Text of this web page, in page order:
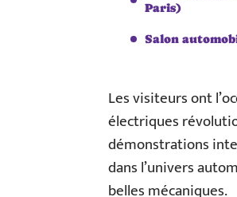
Paris)
Salon
Les visiteurs ont
électriques
démonstrations
dans l’univers
belles mécaniques.